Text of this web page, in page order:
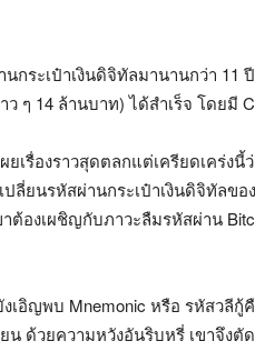
กระเป๋าเงินดิจิทัลมานานกว่า 11
ๆ 14 ล้านบาท) ได้สำเร็จ โดยมี
เรื่องราวสุดตลกแต่เครียดเคร่งนี้
ลี่ยนรหัสผ่านกระเป๋าเงินดิจิทัลข
ต้องเผชิญกับภาวะลืมรหัสผ่าน
เอิญพบ Mnemonic หรือ รหัสวลีกู้
ด้วยความหวังอันริบหรี่ เขาจึงตั